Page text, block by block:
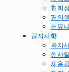
협회
평의
커뮤
공지사항
공지
행사
채용